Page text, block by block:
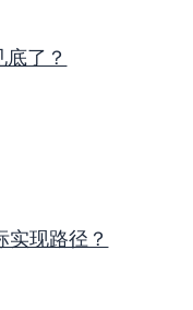
了？
实现路径？